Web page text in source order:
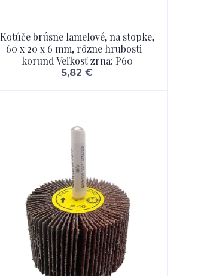
Kotúče brúsne lamelové, na stopke,
60 x 20 x 6 mm, rôzne hrubosti -
korund Veľkosť zrna: P60
5,82 €